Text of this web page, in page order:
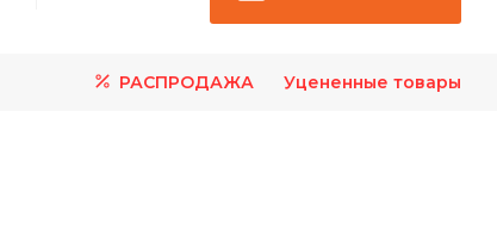
РАСПРОДАЖА Уцененные товары